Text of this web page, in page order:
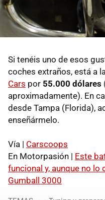
Si tenéis uno de esos
coches extraños, está a
Cars por 55.000 dólares
aproximadamente). En
desde Tampa (Florida),
enseñármelo.
Vía | Carscoops
En Motorpasión | Este
funcional y, aunque no lo
Gumball 3000